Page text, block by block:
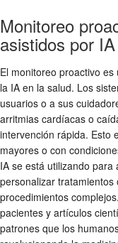
Monitoreo
asistidos por IA
El monitoreo proactivo
la IA en la salud. Los
usuarios o a sus
arritmias cardíacas o
intervención rápida. Esto
mayores o con
IA se está utilizando
personalizar tratamientos
procedimientos
pacientes y artículos
patrones que los